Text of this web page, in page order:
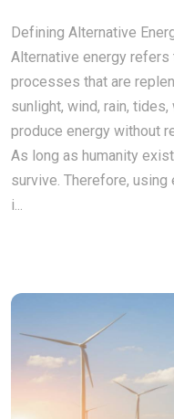
Defining Alternative
Alternative energy refers
processes that are
sunlight, wind, rain,
produce energy without
As long as humanity
survive. Therefore,
i...